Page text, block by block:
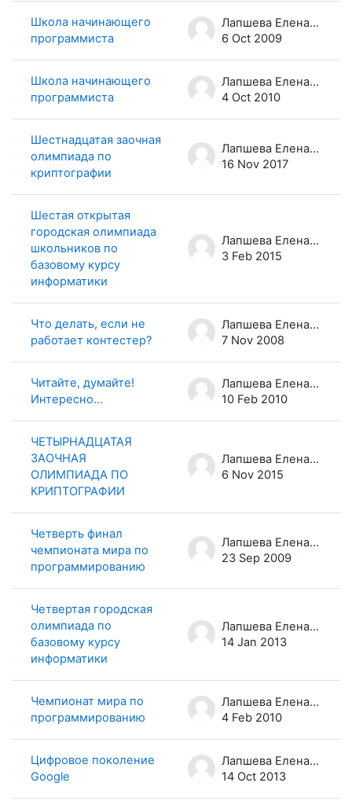
Школа начинающего
программиста
Лапшева Елена Евгеньевна
6 Oct 2009
Школа начинающего
программиста
Лапшева Елена Евгеньевна
4 Oct 2010
Шестнадцатая заочная
олимпиада по
криптографии
Лапшева Елена Евгеньевна
16 Nov 2017
Шестая открытая
городская олимпиада
школьников по
базовому курсу
информатики
Лапшева Елена Евгеньевна
3 Feb 2015
Что делать, если не
работает контестер?
Лапшева Елена Евгеньевна
7 Nov 2008
Читайте, думайте!
Интересно...
Лапшева Елена Евгеньевна
10 Feb 2010
ЧЕТЫРНАДЦАТАЯ
ЗАОЧНАЯ
ОЛИМПИАДА ПО
КРИПТОГРАФИИ
Лапшева Елена Евгеньевна
6 Nov 2015
Четверть финал
чемпионата мира по
программированию
Лапшева Елена Евгеньевна
23 Sep 2009
Четвертая городская
олимпиада по
базовому курсу
информатики
Лапшева Елена Евгеньевна
14 Jan 2013
Чемпионат мира по
программированию
Лапшева Елена Евгеньевна
4 Feb 2010
Цифровое поколение
Google
Лапшева Елена Евгеньевна
14 Oct 2013